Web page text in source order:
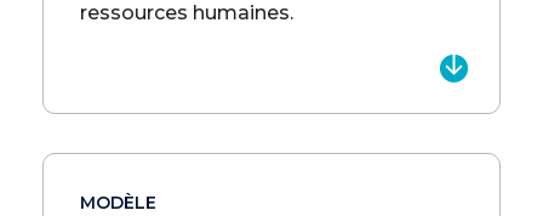
ressources humaines.
MODÈLE